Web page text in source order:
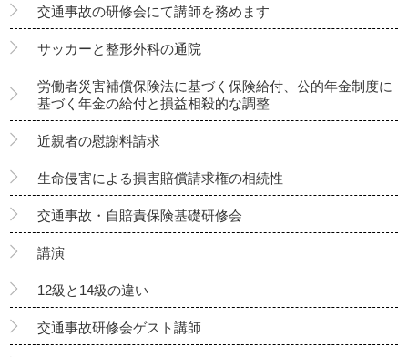
交通事故の研修会にて講師を務めます
サッカーと整形外科の通院
労働者災害補償保険法に基づく保険給付、公的年金制度に
基づく年金の給付と損益相殺的な調整
近親者の慰謝料請求
生命侵害による損害賠償請求権の相続性
交通事故・自賠責保険基礎研修会
講演
12級と14級の違い
交通事故研修会ゲスト講師